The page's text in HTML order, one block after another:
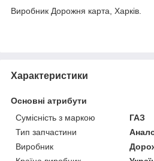
Виробник Дорожня карта, Харків.
Характеристики
Основні атрибути
Сумісність з маркою
ГАЗ
Тип запчастини
Виробник